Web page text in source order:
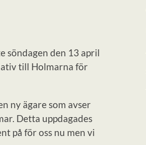
söndagen den 13 april
till Holmarna för
ny ägare som avser
Detta uppdagades
på för oss nu men vi